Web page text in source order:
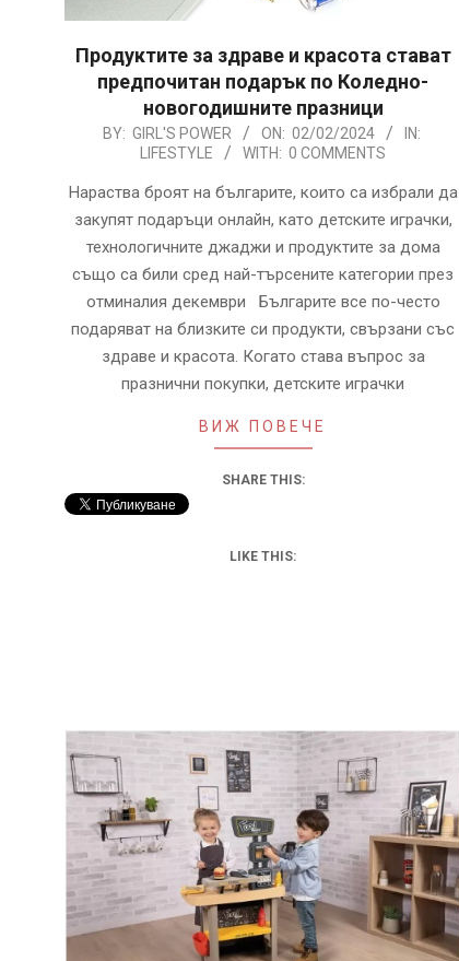
Продуктите за здраве и красота стават
предпочитан подарък по Коледно-
новогодишните празници
02
BY: GIRL'S POWER ON: 02/02/2024
IN:
LIFESTYLE
WITH: 0 COMMENTS
Нараства броят на българите, които са избрали да
закупят подаръци онлайн, като детските играчки,
технологичните джаджи и продуктите за дома
също са били сред най-търсените категории през
отминалия декември Българите все по-често
подаряват на близките си продукти, свързани със
здраве и красота. Когато става въпрос за
празнични покупки, детските играчки
ВИЖ ПОВЕЧЕ
SHARE THIS:
LIKE THIS: